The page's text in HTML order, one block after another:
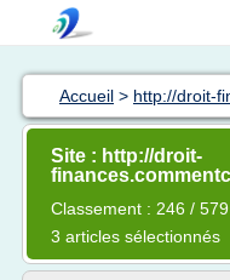
Accueil > http://droit-
Site : http://droit-
Classement : 246 / 579
3 articles sélectionnés